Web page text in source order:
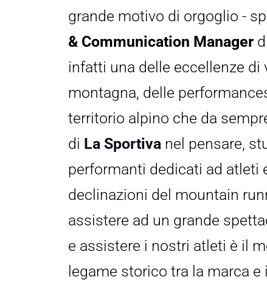
grande motivo di orgoglio -
& Communication Manager
infatti una delle eccellenze
montagna, delle
territorio alpino che da
di La Sportiva nel pensare,
performanti dedicati ad atleti
declinazioni del mountain
assistere ad un grande
e assistere i nostri atleti è il
legame storico tra la marca e